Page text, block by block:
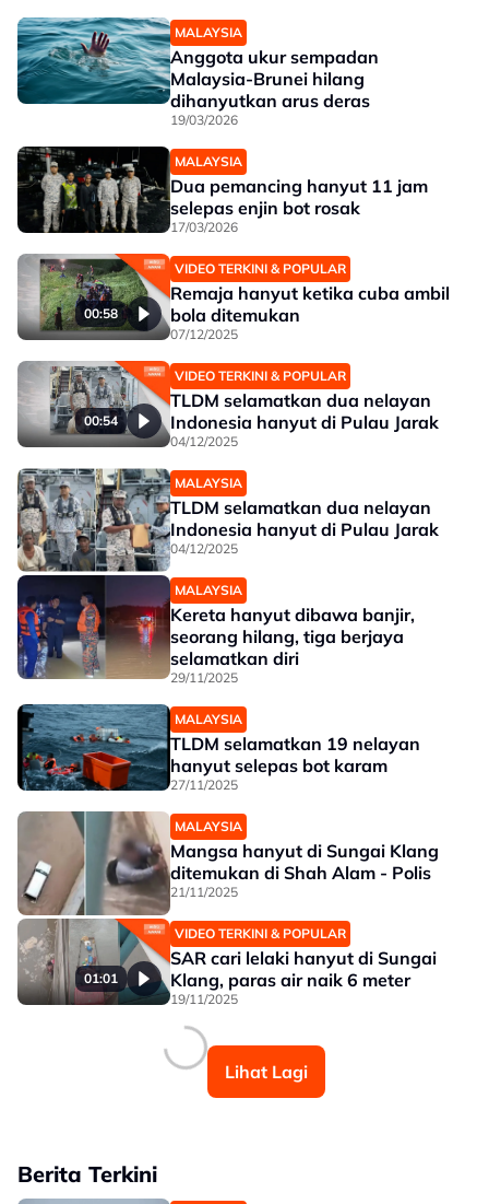
MALAYSIA
Anggota ukur sempadan
Malaysia-Brunei hilang
dihanyutkan arus deras
19/03/2026
MALAYSIA
Dua pemancing hanyut 11 jam
selepas enjin bot rosak
17/03/2026
00:58
VIDEO TERKINI & POPULAR
Remaja hanyut ketika cuba ambil
bola ditemukan
07/12/2025
00:54
VIDEO TERKINI & POPULAR
TLDM selamatkan dua nelayan
Indonesia hanyut di Pulau Jarak
04/12/2025
MALAYSIA
TLDM selamatkan dua nelayan
Indonesia hanyut di Pulau Jarak
04/12/2025
MALAYSIA
Kereta hanyut dibawa banjir,
seorang hilang, tiga berjaya
selamatkan diri
29/11/2025
MALAYSIA
TLDM selamatkan 19 nelayan
hanyut selepas bot karam
27/11/2025
MALAYSIA
Mangsa hanyut di Sungai Klang
ditemukan di Shah Alam - Polis
21/11/2025
01:01
VIDEO TERKINI & POPULAR
SAR cari lelaki hanyut di Sungai
Klang, paras air naik 6 meter
19/11/2025
Lihat Lagi
Berita Terkini